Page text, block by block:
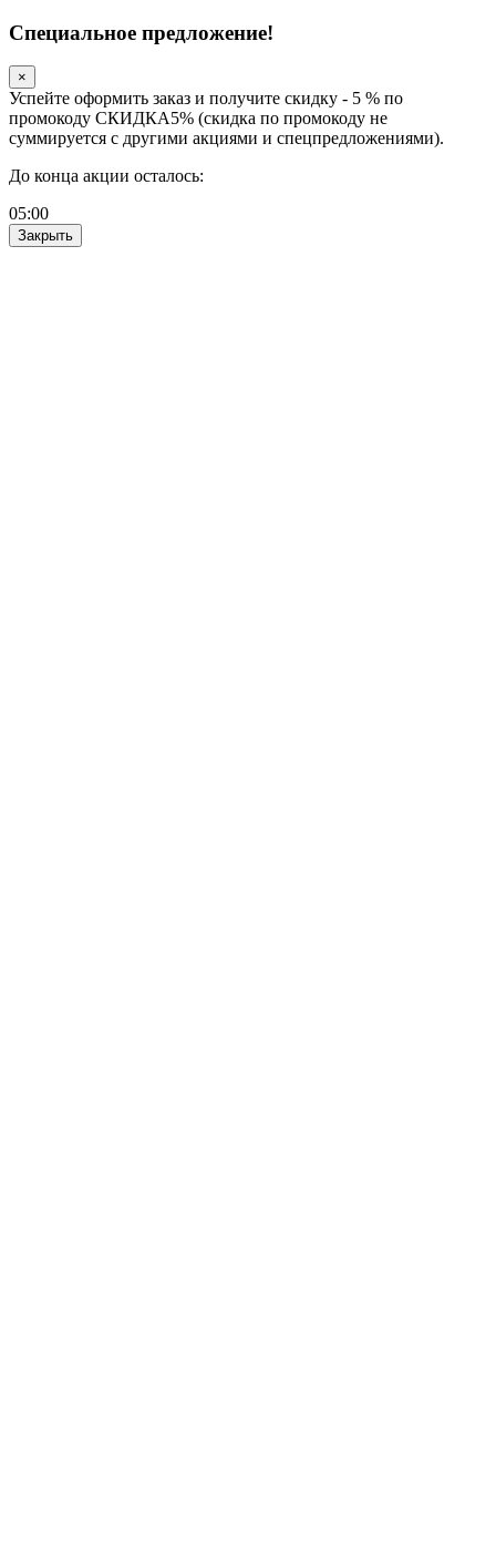
Специальное предложение!
×
Успейте оформить заказ и получите скидку - 5 % по
промокоду СКИДКА5% (скидка по промокоду не
суммируется с другими акциями и спецпредложениями).
До конца акции осталось:
05:00
Закрыть